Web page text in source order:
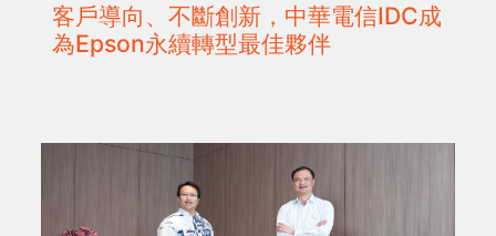
客戶導向、不斷創新，中華電信IDC成
為Epson永續轉型最佳夥伴